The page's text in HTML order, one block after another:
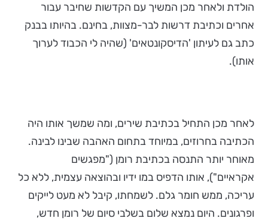
הולדת ולאחר מכן המשיך עם הקדשות שחיבר עבור
אחרים וכתיבת דרשות לבר-מצוות, בחינם. בהיותו בבנק
כתב גם לעיתון 'הדיסקונטאים' (שהיה לי הכבוד לערוך
אותו).
לאחר מכן התחיל בכתיבת שירים, ומה שמשך אותו היה
הכתיבה בחרוזים, במיוחד בתחום האהבה שבינו לבינה.
מאוחר יותר התנסה בכתיבת רומן ("מפגשים
אקראיים"), אותו הדפיס במו ידיו ובהוצאה עצמית, ללא כל
עריכה, ממש חומר גלם. לשמחתו, קיבל לא מעט לייקים
ופרגונים. היום נמצא שלום בשלבי סיום של רומן חדש,